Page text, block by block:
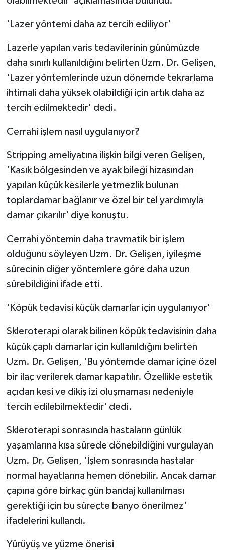
'Lazer yöntemi daha az tercih ediliyor'
Lazerle yapılan varis tedavilerinin günümüzde
daha sınırlı kullanıldığını belirten Uzm. Dr. Gelişen,
'Lazer yöntemlerinde uzun dönemde tekrarlama
ihtimali daha yüksek olabildiği için artık daha az
tercih edilmektedir' dedi.
Cerrahi işlem nasıl uygulanıyor?
Stripping ameliyatına ilişkin bilgi veren Gelişen,
'Kasık bölgesinden ve ayak bileği hizasından
yapılan küçük kesilerle yetmezlik bulunan
toplardamar bağlanır ve özel bir tel yardımıyla
damar çıkarılır' diye konuştu.
Cerrahi yöntemin daha travmatik bir işlem
olduğunu söyleyen Uzm. Dr. Gelişen, iyileşme
sürecinin diğer yöntemlere göre daha uzun
sürebildiğini ifade etti.
'Köpük tedavisi küçük damarlar için uygulanıyor'
Skleroterapi olarak bilinen köpük tedavisinin daha
küçük çaplı damarlar için kullanıldığını belirten
Uzm. Dr. Gelişen, 'Bu yöntemde damar içine özel
bir ilaç verilerek damar kapatılır. Özellikle estetik
açıdan kesi ve dikiş izi oluşmaması nedeniyle
tercih edilebilmektedir' dedi.
Skleroterapi sonrasında hastaların günlük
yaşamlarına kısa sürede dönebildiğini vurgulayan
Uzm. Dr. Gelişen, 'İşlem sonrasında hastalar
normal hayatlarına hemen dönebilir. Ancak damar
çapına göre birkaç gün bandaj kullanılması
gerektiği için bu süreçte banyo önerilmez'
ifadelerini kullandı.
Yürüyüş ve yüzme önerisi